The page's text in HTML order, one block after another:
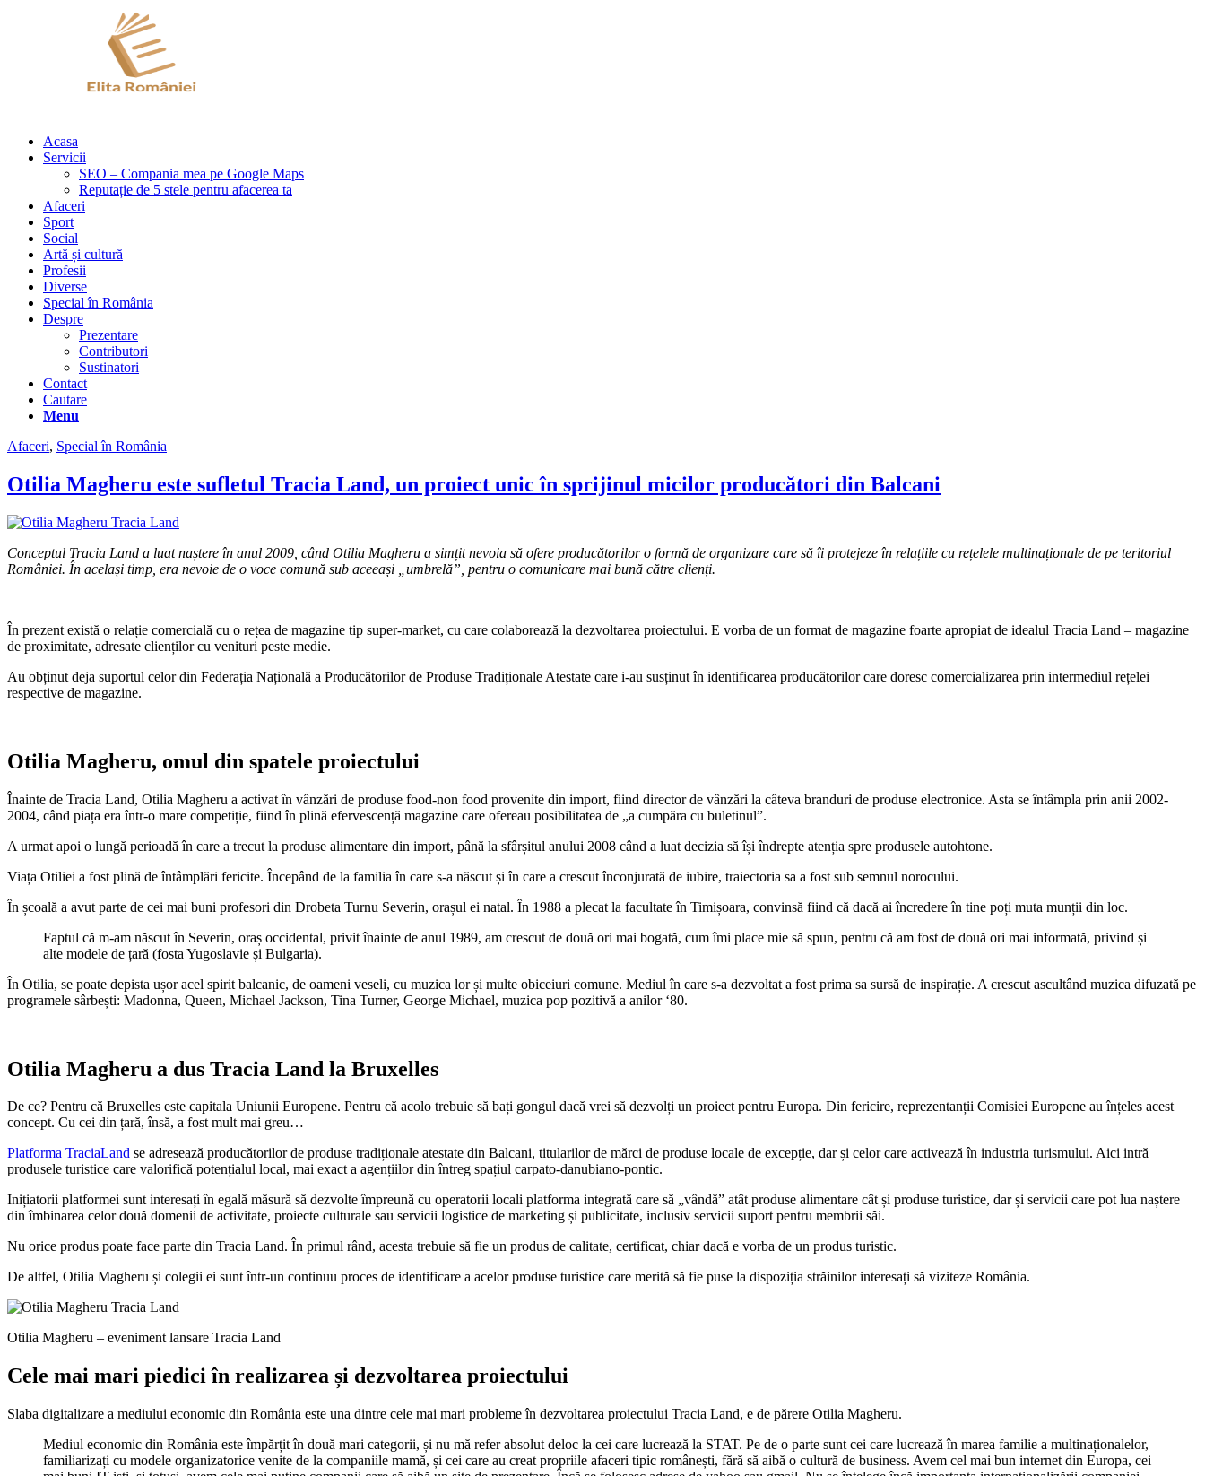
Acasa
Servicii
SEO – Compania mea pe Google Maps
Reputație de 5 stele pentru afacerea ta
Afaceri
Sport
Social
Artă și cultură
Profesii
Diverse
Special în România
Despre
Prezentare
Contributori
Sustinatori
Contact
Cautare
Menu
Afaceri, Special în România
Otilia Magheru este sufletul Tracia Land, un proiect unic în sprijinul micilor producători din Balcani
Conceptul Tracia Land a luat naștere în anul 2009, când Otilia Magheru a simțit nevoia să ofere producătorilor o formă de organizare care să îi protejeze în relațiile cu rețelele multinaționale de pe teritoriul
României. În același timp, era nevoie de o voce comună sub aceeași „umbrelă”, pentru o comunicare mai bună către clienți.
În prezent există o relație comercială cu o rețea de magazine tip super-market, cu care colaborează la dezvoltarea proiectului. E vorba de un format de magazine foarte apropiat de idealul Tracia Land – magazine
de proximitate, adresate clienților cu venituri peste medie.
Au obținut deja suportul celor din Federația Națională a Producătorilor de Produse Tradiționale Atestate care i-au susținut în identificarea producătorilor care doresc comercializarea prin intermediul rețelei
respective de magazine.
Otilia Magheru, omul din spatele proiectului
Înainte de Tracia Land, Otilia Magheru a activat în vânzări de produse food-non food provenite din import, fiind director de vânzări la câteva branduri de produse electronice. Asta se întâmpla prin anii 2002-
2004, când piața era într-o mare competiție, fiind în plină efervescență magazine care ofereau posibilitatea de „a cumpăra cu buletinul”.
A urmat apoi o lungă perioadă în care a trecut la produse alimentare din import, până la sfârșitul anului 2008 când a luat decizia să își îndrepte atenția spre produsele autohtone.
Viața Otiliei a fost plină de întâmplări fericite. Începând de la familia în care s-a născut și în care a crescut înconjurată de iubire, traiectoria sa a fost sub semnul norocului.
În școală a avut parte de cei mai buni profesori din Drobeta Turnu Severin, orașul ei natal. În 1988 a plecat la facultate în Timișoara, convinsă fiind că dacă ai încredere în tine poți muta munții din loc.
Faptul că m-am născut în Severin, oraș occidental, privit înainte de anul 1989, am crescut de două ori mai bogată, cum îmi place mie să spun, pentru că am fost de două ori mai informată, privind și
alte modele de țară (fosta Yugoslavie și Bulgaria).
În Otilia, se poate depista ușor acel spirit balcanic, de oameni veseli, cu muzica lor și multe obiceiuri comune. Mediul în care s-a dezvoltat a fost prima sa sursă de inspirație. A crescut ascultând muzica difuzată pe
programele sârbești: Madonna, Queen, Michael Jackson, Tina Turner, George Michael, muzica pop pozitivă a anilor ‘80.
Otilia Magheru a dus Tracia Land la Bruxelles
De ce? Pentru că Bruxelles este capitala Uniunii Europene. Pentru că acolo trebuie să bați gongul dacă vrei să dezvolți un proiect pentru Europa. Din fericire, reprezentanții Comisiei Europene au înțeles acest
concept. Cu cei din țară, însă, a fost mult mai greu…
Platforma TraciaLand se adresează producătorilor de produse tradiționale atestate din Balcani, titularilor de mărci de produse locale de excepție, dar și celor care activează în industria turismului. Aici intră
produsele turistice care valorifică potențialul local, mai exact a agențiilor din întreg spațiul carpato-danubiano-pontic.
Inițiatorii platformei sunt interesați în egală măsură să dezvolte împreună cu operatorii locali platforma integrată care să „vândă” atât produse alimentare cât și produse turistice, dar și servicii care pot lua naștere
din îmbinarea celor două domenii de activitate, proiecte culturale sau servicii logistice de marketing și publicitate, inclusiv servicii suport pentru membrii săi.
Nu orice produs poate face parte din Tracia Land. În primul rând, acesta trebuie să fie un produs de calitate, certificat, chiar dacă e vorba de un produs turistic.
De altfel, Otilia Magheru și colegii ei sunt într-un continuu proces de identificare a acelor produse turistice care merită să fie puse la dispoziția străinilor interesați să viziteze România.
Otilia Magheru – eveniment lansare Tracia Land
Cele mai mari piedici în realizarea și dezvoltarea proiectului
Slaba digitalizare a mediului economic din România este una dintre cele mai mari probleme în dezvoltarea proiectului Tracia Land, e de părere Otilia Magheru.
Mediul economic din România este împărțit în două mari categorii, și nu mă refer absolut deloc la cei care lucrează la STAT. Pe de o parte sunt cei care lucrează în marea familie a multinaționalelor,
familiarizați cu modele organizatorice venite de la companiile mamă, și cei care au creat propriile afaceri tipic românești, fără să aibă o cultură de business. Avem cel mai bun internet din Europa, cei